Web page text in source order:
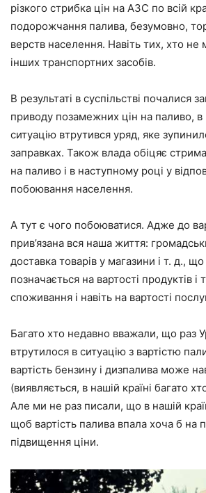
різкого стрибка цін на АЗС по всій
подорожчання палива, безумовно,
верств населення. Навіть тих, хто не
інших транспортних засобів.
В результаті в суспільстві почалися
приводу позамежних цін на паливо, в
ситуацію втрутився уряд, яке
заправках. Також влада обіцяє
на паливо і в наступному році у
побоювання населення.
А тут є чого побоюватися. Адже до
прив’язана вся наша життя:
доставка товарів у магазини і т. д.,
позначається на вартості продуктів і
споживання і навіть на вартості
Багато хто недавно вважали, що раз
втрутилося в ситуацію з вартістю
вартість бензину і дизпалива може
(виявляється, в нашій країні багато
Але ми не раз писали, що в нашій
щоб вартість палива впала хоча б на
підвищення ціни.